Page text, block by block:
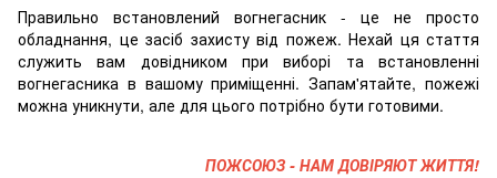
Правильно встановлений вогнегасник - це не просто
обладнання, це засіб захисту від пожеж. Нехай ця стаття
служить вам довідником при виборі та встановленні
вогнегасника в вашому приміщенні. Запам'ятайте, пожежі
можна уникнути, але для цього потрібно бути готовими.
ПОЖСОЮЗ - НАМ ДОВІРЯЮТ ЖИТТЯ!